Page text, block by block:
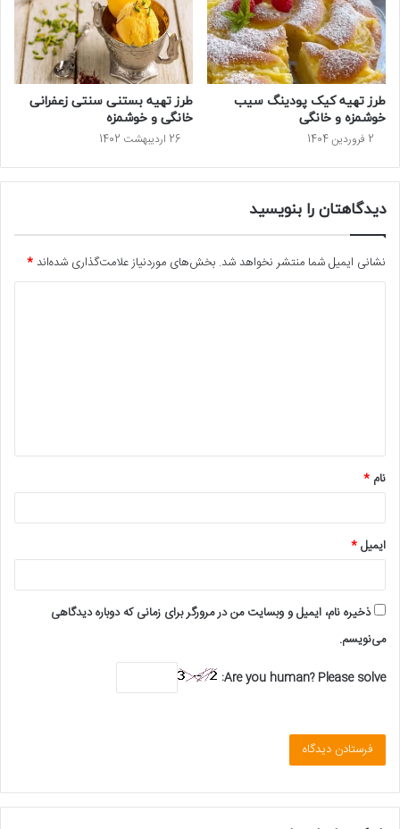
طرز تهیه کیک پودینگ سیب
خوشمزه و خانگی
2 فروردین 1404
طرز تهیه بستنی سنتی زعفرانی
خانگی و خوشمزه
26 اردیبهشت 1402
دیدگاهتان را بنویسید
نشانی ایمیل شما منتشر نخواهد شد. بخش‌های موردنیاز علامت‌گذاری شده‌اند*
*
نام *
ایمیل*
ذخیره نام، ایمیل و وبسایت من در مرورگر برای زمانی که دوباره دیدگاهی
می‌نویسم.
Are you human? Please solve: